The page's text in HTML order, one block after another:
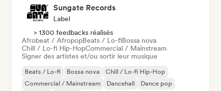
Sungate Records
Label
> 1300 feedbacks réalisés
Afrobeat / AfropopBeats / Lo-fiBossa nova
Chill / Lo-fi Hip-HopCommercial / Mainstream
Signer des artistes et/ou sortir leur musique
Beats / Lo-fi Bossa nova
Chill / Lo-fi Hip-Hop
Commercial / Mainstream
Dancehall
Dance pop